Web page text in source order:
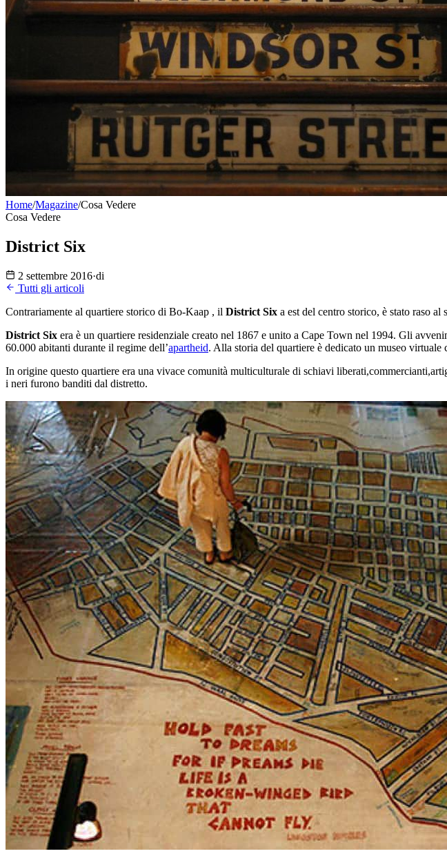
Home/Magazine/Cosa Vedere
Cosa Vedere
District Six
2 settembre 2016·di
Tutti gli articoli
Contrariamente al quartiere storico di Bo-Kaap , il District Six a est del centro storico, è stato raso al
District Six era è un quartiere residenziale creato nel 1867 e unito a Cape Town nel 1994. Gli
60.000 abitanti durante il regime dell’apartheid. Alla storia del quartiere è dedicato un museo
In origine questo quartiere era una vivace comunità multiculturale di schiavi
i neri furono banditi dal distretto.